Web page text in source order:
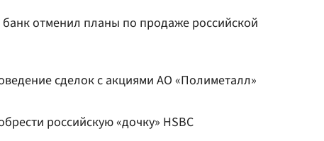
отменил планы по продаже российской
сделок с акциями АО «Полиметалл»
российскую «дочку» HSBC